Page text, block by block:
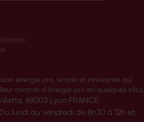
énergie pro, simple et innovante qui
contrat d'énergie pro en quelques clics.
69003 Lyon FRANCE.
lundi au vendredi de 8h30 à 12h et